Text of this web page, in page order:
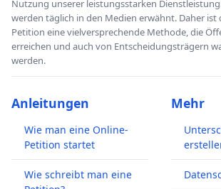
Nutzung unserer leistungsstarken
werden täglich in den Medien erwähnt. Daher ist
Petition eine vielversprechende Methode, die
erreichen und auch von Entscheidungsträgern
werden.
Anleitungen
Wie man eine Online-
Petition startet
Wie schreibt man eine
Mehr